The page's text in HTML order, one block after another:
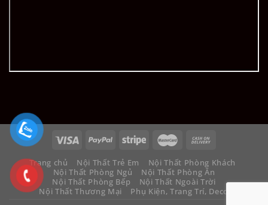
Trang chủ Nội Thất Trẻ Em
Nội Thất Phòng Khách
Nội Thất Phòng Ngủ
Nội Thất Phòng Ăn
Nội Thất Phòng Bếp
Nội Thất Ngoài Trời
Nội Thất Thương Mại
Phụ Kiện, Trang Trí, Decor